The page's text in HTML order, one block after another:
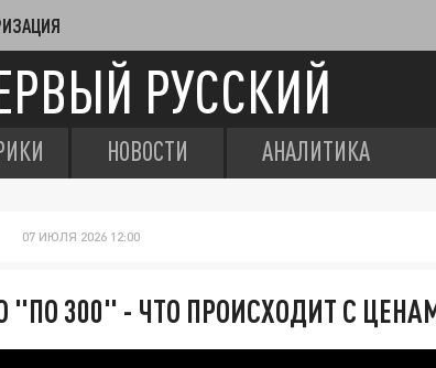
РУССКИЙ
НОВОСТИ АНАЛИТИКА
07 ИЮЛЯ 2026 12:00
"ПО 300" - ЧТО ПРОИСХОДИТ С